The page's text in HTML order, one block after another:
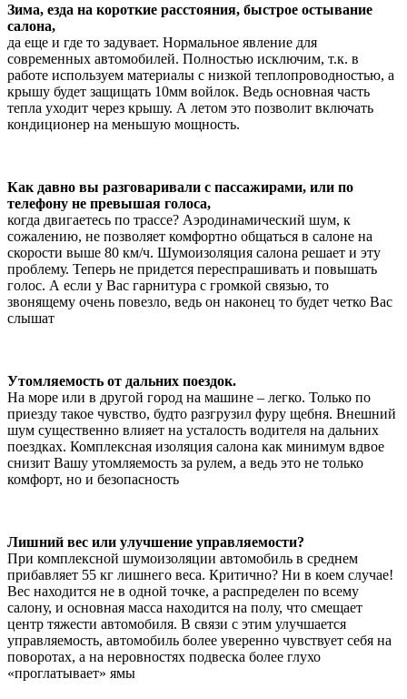
Зима, езда на короткие расстояния, быстрое остывание
салона,
да еще и где то задувает. Нормальное явление для
современных автомобилей. Полностью исключим, т.к. в
работе используем материалы с низкой теплопроводностью, а
крышу будет защищать 10мм войлок. Ведь основная часть
тепла уходит через крышу. А летом это позволит включать
кондиционер на меньшую мощность.
Как давно вы разговаривали с пассажирами, или по
телефону не превышая голоса,
когда двигаетесь по трассе? Аэродинамический шум, к
сожалению, не позволяет комфортно общаться в салоне на
скорости выше 80 км/ч. Шумоизоляция салона решает и эту
проблему. Теперь не придется переспрашивать и повышать
голос. А если у Вас гарнитура с громкой связью, то
звонящему очень повезло, ведь он наконец то будет четко Вас
слышат
Утомляемость от дальних поездок.
На море или в другой город на машине – легко. Только по
приезду такое чувство, будто разгрузил фуру щебня. Внешний
шум существенно влияет на усталость водителя на дальних
поездках. Комплексная изоляция салона как минимум вдвое
снизит Вашу утомляемость за рулем, а ведь это не только
комфорт, но и безопасность
Лишний вес или улучшение управляемости?
При комплексной шумоизоляции автомобиль в среднем
прибавляет 55 кг лишнего веса. Критично? Ни в коем случае!
Вес находится не в одной точке, а распределен по всему
салону, и основная масса находится на полу, что смещает
центр тяжести автомобиля. В связи с этим улучшается
управляемость, автомобиль более уверенно чувствует себя на
поворотах, а на неровностях подвеска более глухо
«проглатывает» ямы